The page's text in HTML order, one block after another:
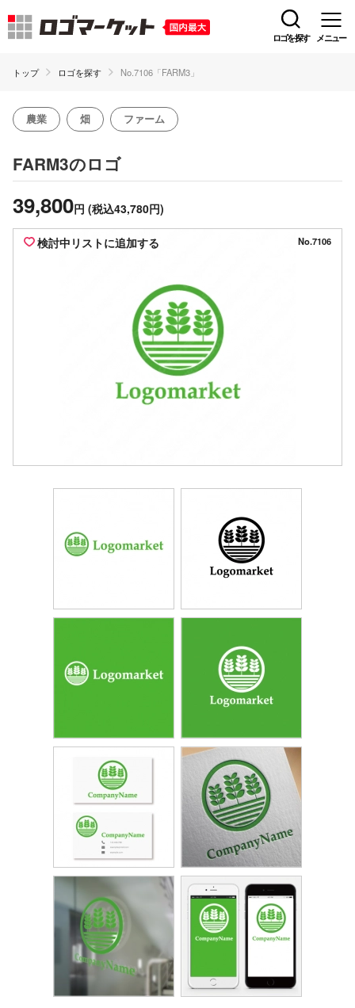
ロゴを探す メニュー
トップ ロゴを探す No.7106「FARM3」
農業 畑 ファーム
FARM3のロゴ
39,800円 (税込43,780円)
検討中リストに追加する No.7106